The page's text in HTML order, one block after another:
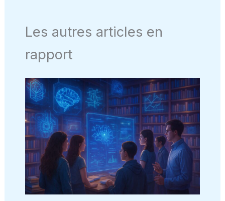
Les autres articles en
rapport